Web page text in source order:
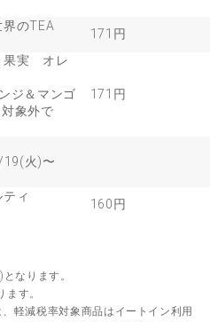
のTEA
171円
果実 オレ
ジ＆マンゴ
象外で
171円
火)〜
ティ
160円
なります。
す。
軽減税率対象商品はイートイン利用